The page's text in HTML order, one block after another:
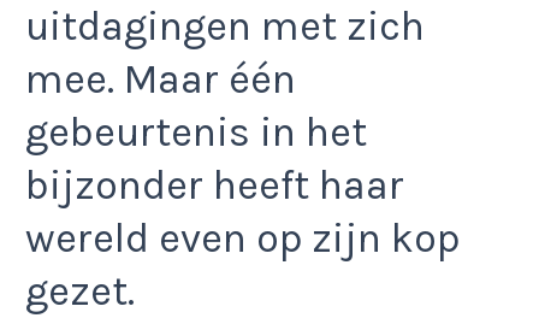
uitdagingen met zich
mee. Maar één
gebeurtenis in het
bijzonder heeft haar
wereld even op zijn kop
gezet.